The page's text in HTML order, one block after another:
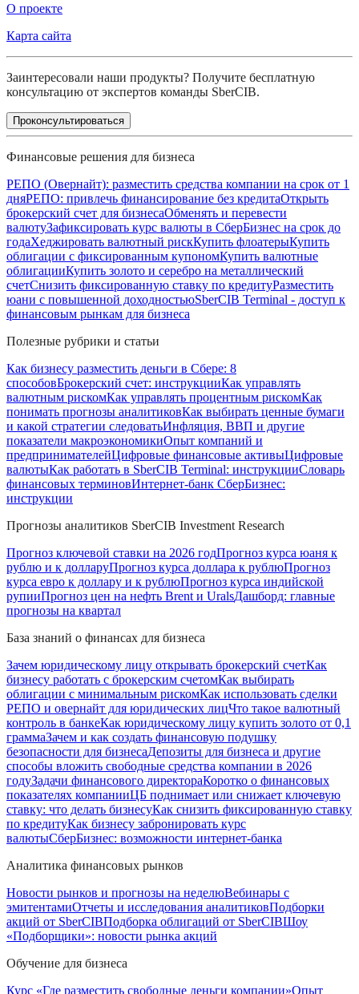
О проекте
Карта сайта
Заинтересовали наши продукты? Получите бесплатную
консультацию от экспертов команды SberCIB.
Проконсультироваться
Финансовые решения для бизнеса
РЕПО (Овернайт): разместить средства компании на срок от 1
дняРЕПО: привлечь финансирование без кредитаОткрыть
брокерский счет для бизнесаОбменять и перевести
валютуЗафиксировать курс валюты в СберБизнес на срок до
годаХеджировать валютный рискКупить флоатерыКупить
облигации с фиксированным купономКупить валютные
облигацииКупить золото и серебро на металлический
счетСнизить фиксированную ставку по кредитуРазместить
юани с повышенной доходностьюSberCIB Terminal - доступ к
финансовым рынкам для бизнеса
Полезные рубрики и статьи
Как бизнесу разместить деньги в Сбере: 8
способовБрокерский счет: инструкцииКак управлять
валютным рискомКак управлять процентным рискомКак
понимать прогнозы аналитиковКак выбирать ценные бумаги
и какой стратегии следоватьИнфляция, ВВП и другие
показатели макроэкономикиОпыт компаний и
предпринимателейЦифровые финансовые активыЦифровые
валютыКак работать в SberCIB Terminal: инструкцииСловарь
финансовых терминовИнтернет-банк СберБизнес:
инструкции
Прогнозы аналитиков SberCIB Investment Research
Прогноз ключевой ставки на 2026 годПрогноз курса юаня к
рублю и к долларуПрогноз курса доллара к рублюПрогноз
курса евро к доллару и к рублюПрогноз курса индийской
рупииПрогноз цен на нефть Brent и UralsДашборд: главные
прогнозы на квартал
База знаний о финансах для бизнеса
Зачем юридическому лицу открывать брокерский счетКак
бизнесу работать с брокерским счетомКак выбирать
облигации с минимальным рискомКак использовать сделки
РЕПО и овернайт для юридических лицЧто такое валютный
контроль в банкеКак юридическому лицу купить золото от 0,1
граммаЗачем и как создать финансовую подушку
безопасности для бизнесаДепозиты для бизнеса и другие
способы вложить свободные средства компании в 2026
годуЗадачи финансового директораКоротко о финансовых
показателях компанииЦБ поднимает или снижает ключевую
ставку: что делать бизнесуКак снизить фиксированную ставку
по кредитуКак бизнесу забронировать курс
валютыСберБизнес: возможности интернет-банка
Аналитика финансовых рынков
Новости рынков и прогнозы на неделюВебинары с
эмитентамиОтчеты и исследования аналитиковПодборки
акций от SberCIBПодборка облигаций от SberCIBШоу
«Подборщики»: новости рынка акций
Обучение для бизнеса
Курс «Где разместить свободные деньги компании»Опыт